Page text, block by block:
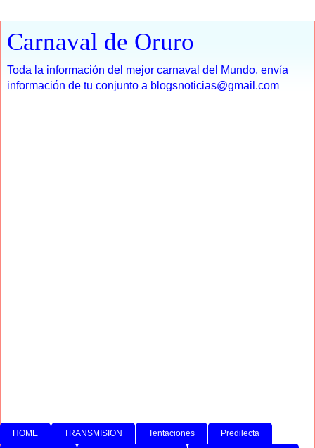
Carnaval de Oruro
Toda la información del mejor carnaval del Mundo, envía
información de tu conjunto a blogsnoticias@gmail.com
HOME TRANSMISION Tentaciones Predilecta